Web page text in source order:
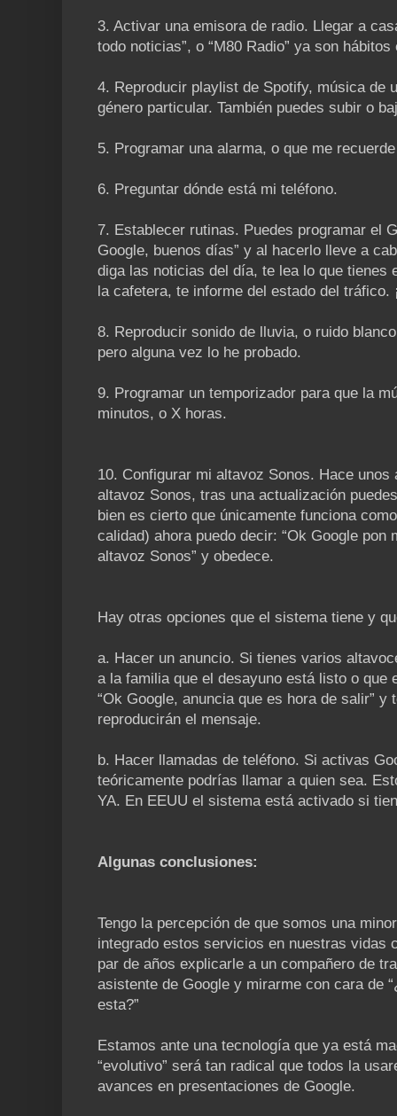
3. Activar una emisora de radio. Llegar a
todo noticias”, o “M80 Radio” ya son
4. Reproducir playlist de Spotify, música de
género particular. También puedes subir o
5. Programar una alarma, o que me
6. Preguntar dónde está mi teléfono.
7. Establecer rutinas. Puedes programar el
Google, buenos días” y al hacerlo lleve a
diga las noticias del día, te lea lo que tienes
la cafetera, te informe del estado del tráfico.
8. Reproducir sonido de lluvia, o ruido
pero alguna vez lo he probado.
9. Programar un temporizador para que la
minutos, o X horas.
10. Configurar mi altavoz Sonos. Hace
altavoz Sonos, tras una actualización
bien es cierto que únicamente funciona
calidad) ahora puedo decir: “Ok Google pon
altavoz Sonos” y obedece.
Hay otras opciones que el sistema tiene y
a. Hacer un anuncio. Si tienes varios
a la familia que el desayuno está listo o que
“Ok Google, anuncia que es hora de salir” y
reproducirán el mensaje.
b. Hacer llamadas de teléfono. Si activas
teóricamente podrías llamar a quien sea.
YA. En EEUU el sistema está activado si
Algunas conclusiones:
Tengo la percepción de que somos una
integrado estos servicios en nuestras vidas
par de años explicarle a un compañero de
asistente de Google y mirarme con cara de
esta?”
Estamos ante una tecnología que ya está
“evolutivo” será tan radical que todos la
avances en presentaciones de Google.